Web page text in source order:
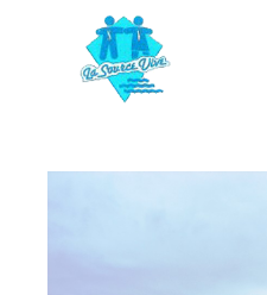
Aller à la navigation principale
Aller au contenu principal
Passer au pied de page